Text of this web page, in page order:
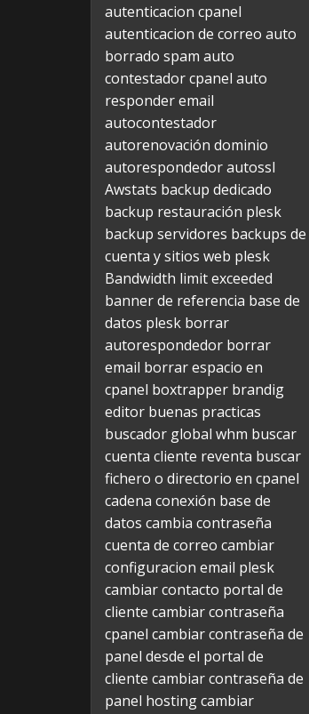
autenticacion cpanel
autenticacion de correo auto
borrado spam auto
contestador cpanel auto
responder email
autocontestador
autorenovación dominio
autorespondedorautossl
Awstats backup dedicado
backup restauración plesk
backup servidores backups de
cuenta y sitios web plesk
Bandwidth limit exceeded
banner de referencia base de
datos plesk borrar
autorespondedor borrar
email borrar espacio en
cpanel boxtrapper brandig
editor buenas practicas
buscador global whm buscar
cuenta cliente reventa buscar
fichero o directorio en cpanel
cadena conexión base de
datos cambia contraseña
cuenta de correo cambiar
configuracion email plesk
cambiar contacto portal de
cliente cambiar contraseña
cpanel cambiar contraseña de
panel desde el portal de
cliente cambiar contraseña de
panel hostingcambiar